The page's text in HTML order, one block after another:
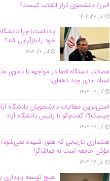
البرز/ دانشجوی تراز انقلاب کیست؟
آذر ۲۸, ۱۴۰۴
یادداشت| چرا
خود را بازآرایی کند؟
آذر ۲۷, ۱۴۰۴
مصائب دستگاه قضا در مواجهه با دعاوی
اسناد عادی چند‌ دهه‌ای!
آذر ۲۷, ۱۴۰۴
اصلی‌ترین مطالبات دانشجویان دانشگاه
چیست؟/ گفت‌وگو با رئیس دانشگاه آز‌اد
آذر ۲۷, ۱۴۰۴
هشداری تاریخی که هنوز شنیده
مؤذن جامعه است نه تماشاگر!
آذر ۲۶, ۱۴۰۴
هیچ توسعه پایداری